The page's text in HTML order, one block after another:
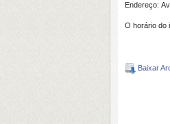
Endereço:
O horário do
Baixar